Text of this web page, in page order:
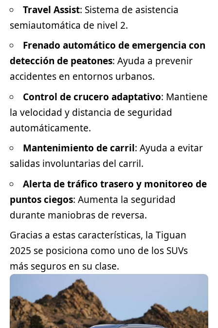
Travel Assist: Sistema de asistencia
semiautomática de nivel 2.
Frenado automático de emergencia con
detección de peatones: Ayuda a prevenir
accidentes en entornos urbanos.
Control de crucero adaptativo: Mantiene
la velocidad y distancia de seguridad
automáticamente.
Mantenimiento de carril: Ayuda a evitar
salidas involuntarias del carril.
Alerta de tráfico trasero y monitoreo de
puntos ciegos: Aumenta la seguridad
durante maniobras de reversa.
Gracias a estas características, la Tiguan
2025 se posiciona como uno de los SUVs
más seguros en su clase.